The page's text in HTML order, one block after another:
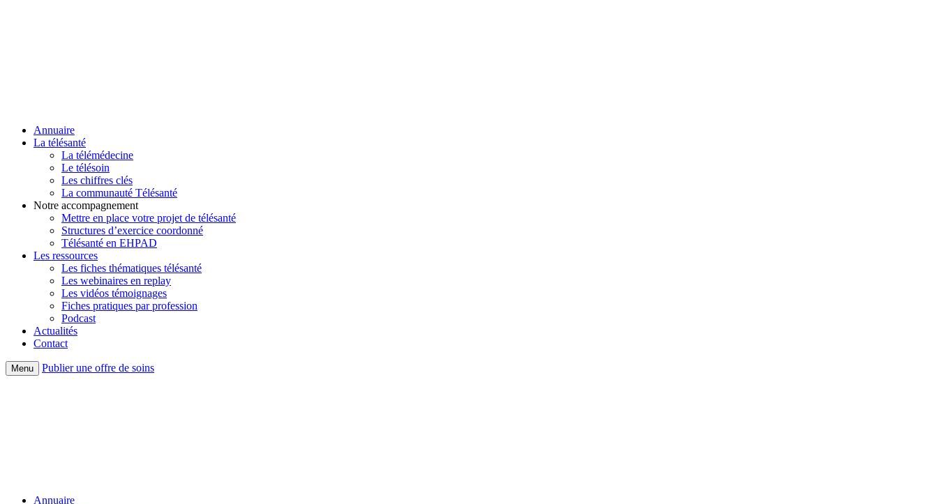
Annuaire
La télésanté
La télémédecine
Le télésoin
Les chiffres clés
La communauté Télésanté
Notre accompagnement
Mettre en place votre projet de télésanté
Structures d’exercice coordonné
Télésanté en EHPAD
Les ressources
Les fiches thématiques télésanté
Les webinaires en replay
Les vidéos témoignages
Fiches pratiques par profession
Podcast
Actualités
Contact
Menu Publier une offre de soins
Annuaire